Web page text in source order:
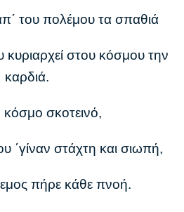
του πολέμου τα σπαθιά
κυριαρχεί στου κόσμου την
καρδιά.
κόσμο σκοτεινό,
΄γίναν στάχτη και σιωπή,
πήρε κάθε πνοή.